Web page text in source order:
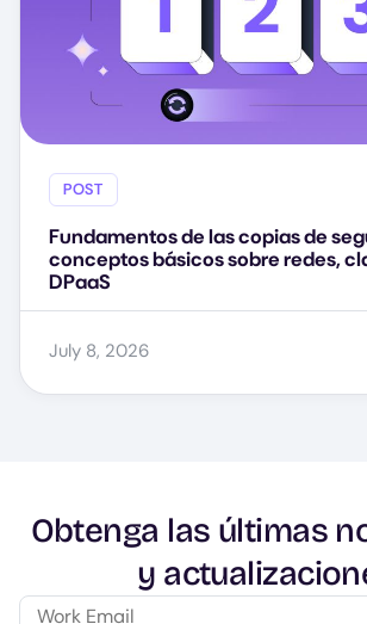
POST
Fundamentos de las copias de
conceptos básicos sobre redes,
DPaaS
July 8, 2026
Obtenga las últimas
y